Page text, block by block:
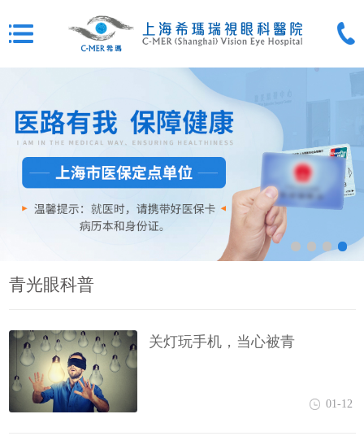
青光眼科普
关灯玩手机，当心被青
01-12